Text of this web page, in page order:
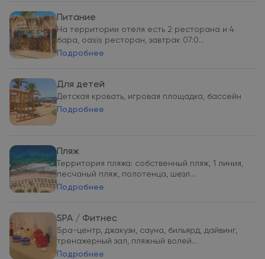
Питание
На территории отеля есть 2 ресторана и 4
бара, oasis ресторан, завтрак 07:0...
Подробнее
Для детей
Детская кровать, игровая площадка, бассейн
Подробнее
Пляж
Территория пляжа: собственный пляж, 1 линия,
песчаный пляж, полотенца, шезл...
Подробнее
SPA / Фитнес
Spa-центр, джакузи, сауна, бильярд, дайвинг,
тренажерный зал, пляжный волей...
Подробнее